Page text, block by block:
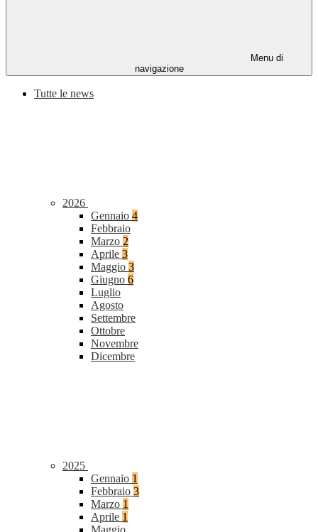
Menu di
navigazione
Tutte le news
2026
Gennaio 4
Febbraio
Marzo 2
Aprile 3
Maggio 3
Giugno 6
Luglio
Agosto
Settembre
Ottobre
Novembre
Dicembre
2025
Gennaio 1
Febbraio 3
Marzo 1
Aprile 1